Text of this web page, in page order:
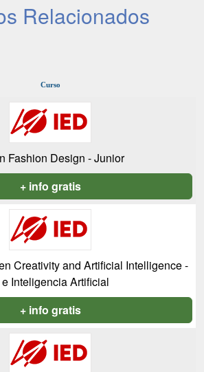
Relacionados
Curso
Fashion Design - Junior
+ info gratis
Creativity and Artificial Intelligence -
Inteligencia Artificial
+ info gratis